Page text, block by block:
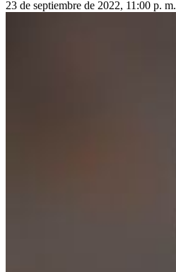
23 de septiembre de 2022, 11:00 p. m.